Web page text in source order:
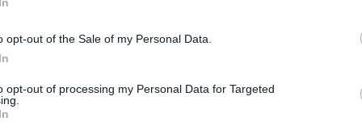
opt-out of the Sale of my Personal Data.
opt-out of processing my Personal Data for Targeted